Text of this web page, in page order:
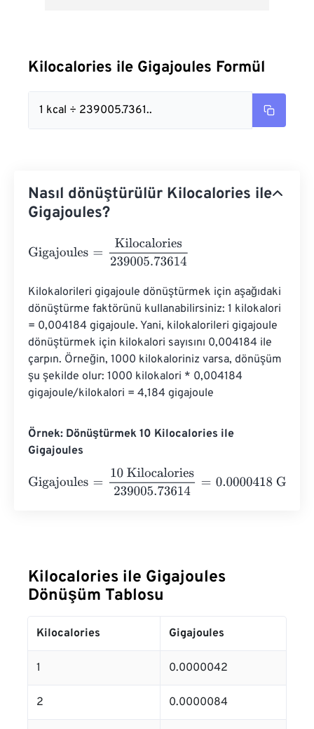
Kilocalories ile Gigajoules Formül
1 kcal ÷ 239005.7361..
Nasıl dönüştürülür Kilocalories ile
Gigajoules?
Gigajoules Kilocalories239005.73614
Kilokalorileri gigajoule dönüştürmek için aşağıdaki
dönüştürme faktörünü kullanabilirsiniz: 1 kilokalori
= 0,004184 gigajoule. Yani, kilokalorileri gigajoule
dönüştürmek için kilokalori sayısını 0,004184 ile
çarpın. Örneğin, 1000 kilokaloriniz varsa, dönüşüm
şu şekilde olur: 1000 kilokalori * 0,004184
gigajoule/kilokalori = 4,184 gigajoule
Örnek: Dönüştürmek 10 Kilocalories ile
Gigajoules
Gigajoules
10 Kilocalories239005.73614=0.0000418
Kilocalories ile Gigajoules
Dönüşüm Tablosu
Kilocalories Gigajoules
1 0.0000042
2 0.0000084